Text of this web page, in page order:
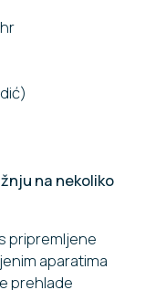
na nekoliko
pripremljene
aparatima
prehlade